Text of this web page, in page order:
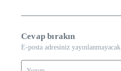
Cevap bırakın
E-posta adresiniz yayınlanmayacak.